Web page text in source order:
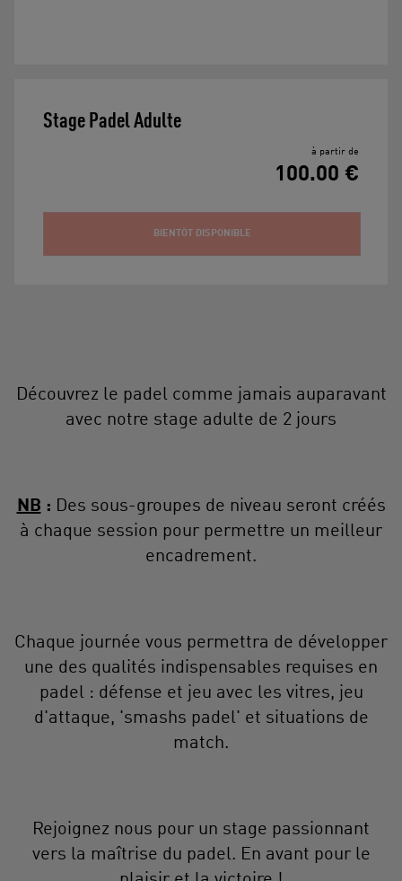
Stage Padel Adulte
à partir de
100.00 €
BIENTÔT DISPONIBLE
Découvrez le padel comme jamais auparavant
avec notre stage adulte de 2 jours
NB : Des sous-groupes de niveau seront créés
à chaque session pour permettre un meilleur
encadrement.
Chaque journée vous permettra de développer
une des qualités indispensables requises en
padel : défense et jeu avec les vitres, jeu
d'attaque, 'smashs padel' et situations de
match.
Rejoignez nous pour un stage passionnant
vers la maîtrise du padel. En avant pour le